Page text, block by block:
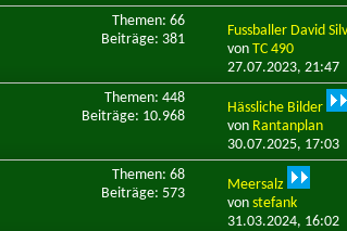
Themen: 66
Beiträge: 381
Fussballer David
vonTC 490
27.07.2023,21:47
Themen: 448
Beiträge: 10.968
Hässliche Bilder
von Rantanplan
30.07.2025, 17:03
Themen: 68
Beiträge: 573
Meersalz
vonstefank
31.03.2024, 16:02